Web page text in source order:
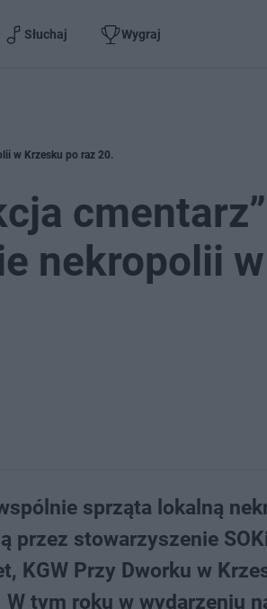
Słuchaj Wygraj
w Krzesku po raz 20.
nekropolii
sprząta lokalną
przez stowarzyszenie
KGW Przy Dworku w
tym roku w wydarzeniu